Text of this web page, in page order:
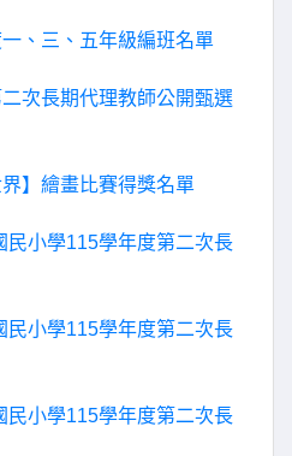
、三、五年級編班名單
次長期代理教師公開甄選
】繪畫比賽得獎名單
民小學115學年度第二次長
民小學115學年度第二次長
民小學115學年度第二次長